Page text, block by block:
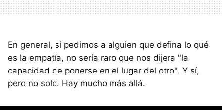
En general, si pedimos a alguien que defina lo qué
es la empatía, no sería raro que nos dijera "la
capacidad de ponerse en el lugar del otro". Y sí,
pero no solo. Hay mucho más allá.